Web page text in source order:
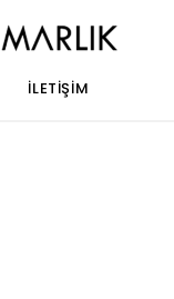
İLETIŞIM